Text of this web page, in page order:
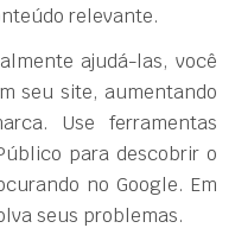
relevante.
ajudá-las, você
seu site, aumentando
Use ferramentas
para descobrir o
no Google. Em
seus problemas.